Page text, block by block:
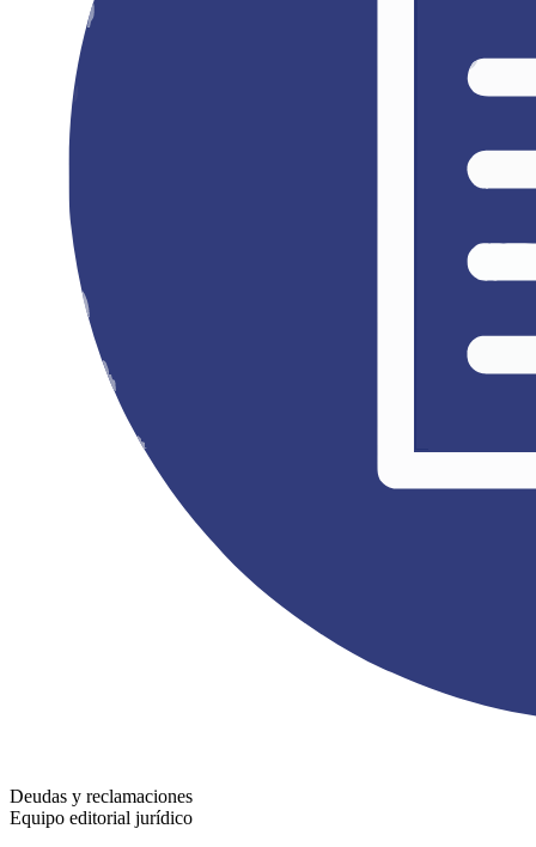
Deudas y reclamaciones
Equipo editorial jurídico